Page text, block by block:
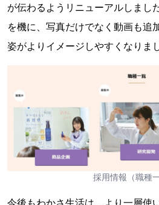
が伝わるようリニューアルしまし
を機に、写真だけでなく動画も追
姿がよりイメージしやすくなりまし
採用情報（職種一